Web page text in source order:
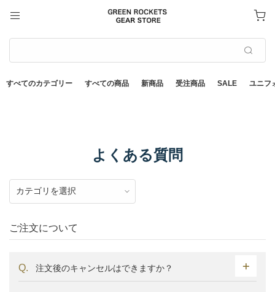
すべてのカテゴリー すべての商品 新商品 受注商品 SALE ユニフ
よくある質問
ご注文について
注文後のキャンセルはできますか？